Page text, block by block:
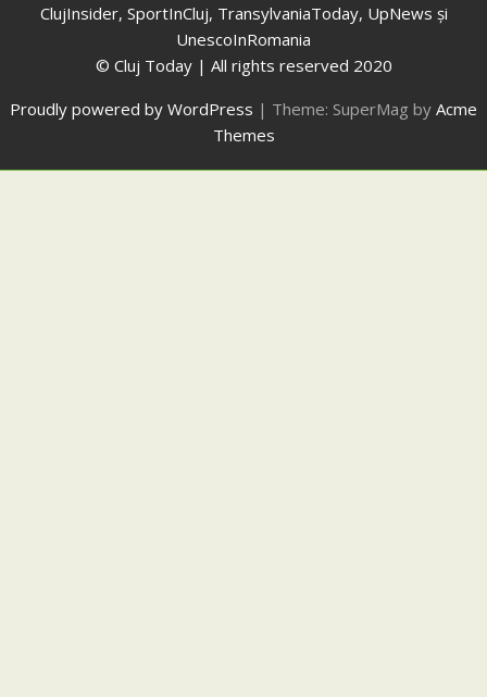
ClujInsider, SportInCluj, TransylvaniaToday, UpNews și
UnescoInRomania
© Cluj Today | All rights reserved 2020
Proudly powered by WordPress | Theme: SuperMag by Acme
Themes